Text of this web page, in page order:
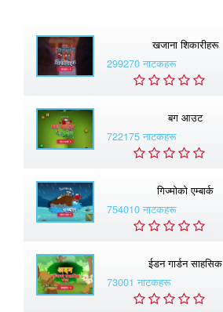
खजाना शिकारीहरू
299270 नाटकहरू
बग आउट
722175 नाटकहरू
गिज्माेको एम्बार्क
754010 नाटकहरू
ईडन गार्डन साहसिक
73001 नाटकहरू